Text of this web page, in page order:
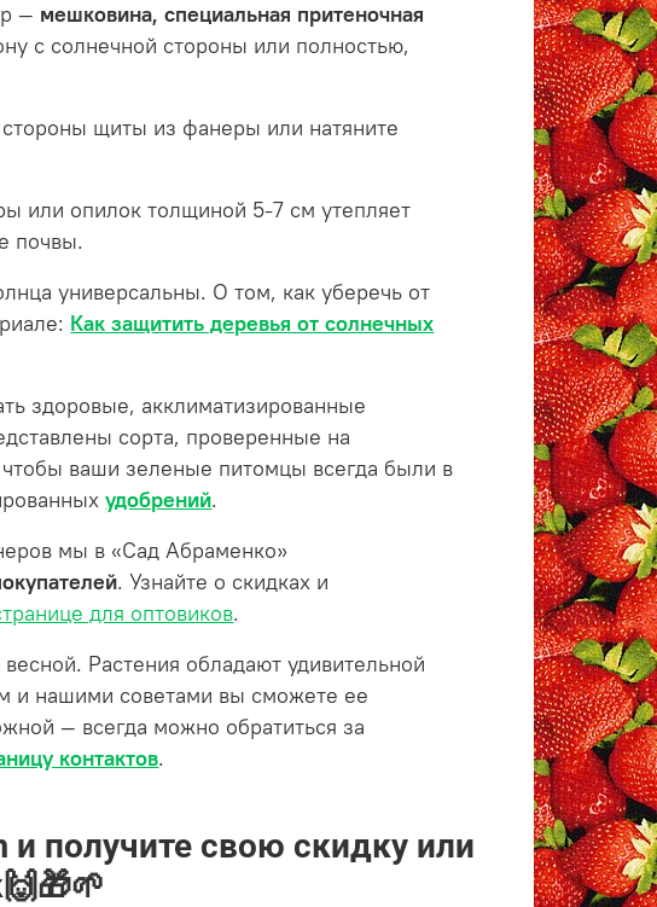
— мешковина, специальная притеночная
с солнечной стороны или полностью,
стороны щиты из фанеры или натяните
или опилок толщиной 5-7 см утепляет
почвы.
универсальны. О том, как уберечь от
Как защитить деревья от солнечных
здоровые, акклиматизированные
сорта, проверенные на
ваши зеленые питомцы всегда были в
удобрений.
мы в «Сад Абраменко»
. Узнайте о скидках и
для оптовиков.
Растения обладают удивительной
и нашими советами вы сможете ее
— всегда можно обратиться за
контактов.
получите свою скидку или